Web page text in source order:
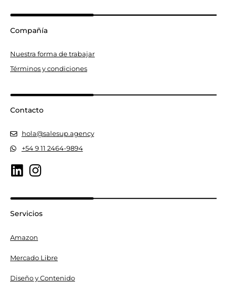
Compañía
Nuestra forma de trabajar
Términos y condiciones
Servicios
Amazon
Mercado Libre
Diseño y Contenido
Contacto
hola@salesup.agency
+54 9 11 2464-9894